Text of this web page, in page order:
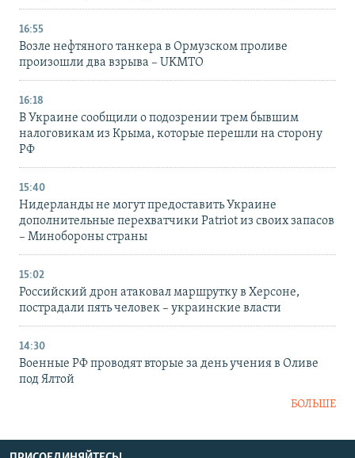
16:55
Возле нефтяного танкера в Ормузском проливе
произошли два взрыва – UKMTO
16:18
В Украине сообщили о подозрении трем бывшим
налоговикам из Крыма, которые перешли на сторону
РФ
15:40
Нидерланды не могут предоставить Украине
дополнительные перехватчики Patriot из своих запасов
– Минобороны страны
15:02
Российский дрон атаковал маршрутку в Херсоне,
пострадали пять человек – украинские власти
14:30
Военные РФ проводят вторые за день учения в Оливе
под Ялтой
БОЛЬШЕ